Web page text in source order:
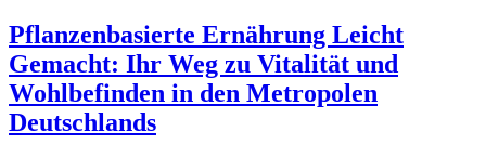
Pflanzenbasierte Ernährung Leicht
Gemacht: Ihr Weg zu Vitalität und
Wohlbefinden in den Metropolen
Deutschlands